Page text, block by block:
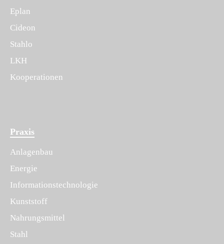
Eplan
Cideon
Stahlo
LKH
Kooperationen
Praxis
Anlagenbau
Energie
Informationstechnologie
Kunststoff
Nahrungsmittel
Stahl